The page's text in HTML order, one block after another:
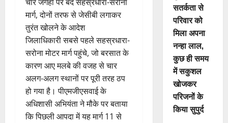
मार्ग, दोनों तरफ से जेसीबी लगाकर
तुरंत खोलने के आदेश
जिलाधिकारी सबसे पहले सहस्रधारा-
सरोना मोटर मार्ग पहुंचे, जो बरसात के
कारण आए मलबे की वजह से चार
अलग-अलग स्थानों पर पूरी तरह ठप
हो गया है। पीएमजीएसवाई के
अधिशासी अभियंता ने मौके पर बताया
कि पिछली आपदा में यह मार्ग 11 से
सतर्कता से
परिवार को
मिला अपना
नन्हा लाल,
कुछ ही समय
में सकुशल
खोजकर
परिजनों के
किया सुपुर्द